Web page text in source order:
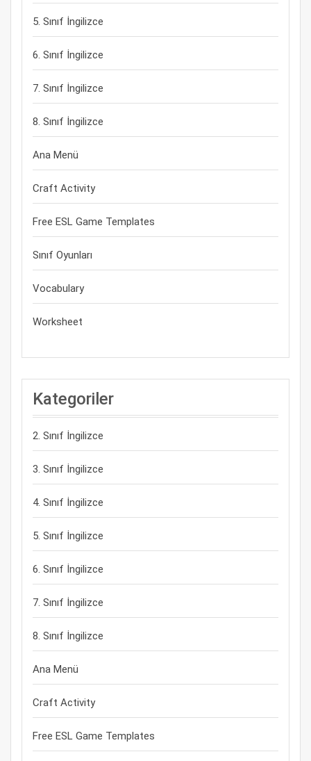
5. Sınıf İngilizce
6. Sınıf İngilizce
7. Sınıf İngilizce
8. Sınıf İngilizce
Ana Menü
Craft Activity
Free ESL Game Templates
Sınıf Oyunları
Vocabulary
Worksheet
Kategoriler
2. Sınıf İngilizce
3. Sınıf İngilizce
4. Sınıf İngilizce
5. Sınıf İngilizce
6. Sınıf İngilizce
7. Sınıf İngilizce
8. Sınıf İngilizce
Ana Menü
Craft Activity
Free ESL Game Templates